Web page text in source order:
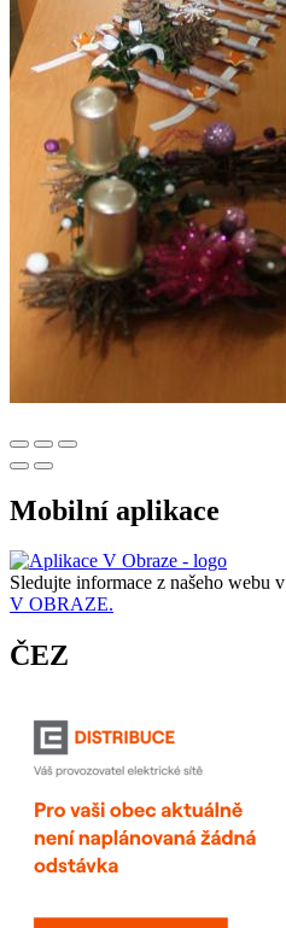
Mobilní aplikace
Sledujte informace z našeho webu v
V OBRAZE.
ČEZ